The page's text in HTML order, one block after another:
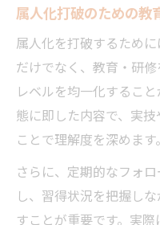
属人化打破のための教
属人化を打破するため
だけでなく、教育・研
レベルを均一化するこ
態に即した内容で、実
ことで理解度を深めます。
さらに、定期的なフォ
し、習得状況を把握し
すことが重要です。実